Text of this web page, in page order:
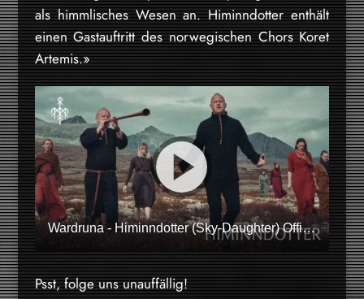
als himmlisches Wesen an. Himinndotter enthält
einen Gastauftritt des norwegischen Chors Koret
Artemis.»
Wardruna - Himinndotter (Sky-Daughter) Official Music Video
Psst, folge uns unauffällig!